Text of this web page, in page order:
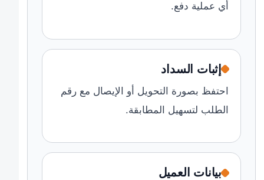
أي عملية دفع.
إثبات السداد
احتفظ بصورة التحويل أو الإيصال مع رقم
الطلب لتسهيل المطابقة.
بيانات العميل